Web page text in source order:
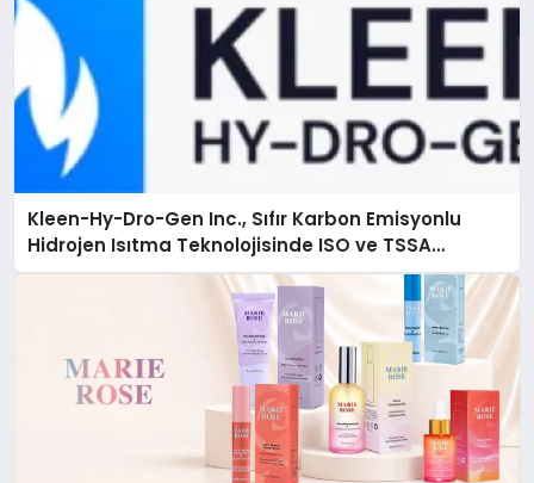
Kleen-Hy-Dro-Gen Inc., Sıfır Karbon Emisyonlu
Hidrojen Isıtma Teknolojisinde ISO ve TSSA
Düzenleyici Onaylarını Aldı